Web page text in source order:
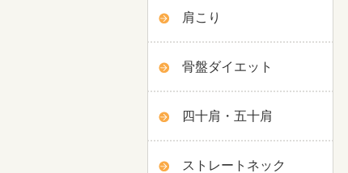
肩こり
骨盤ダイエット
四十肩・五十肩
ストレートネック